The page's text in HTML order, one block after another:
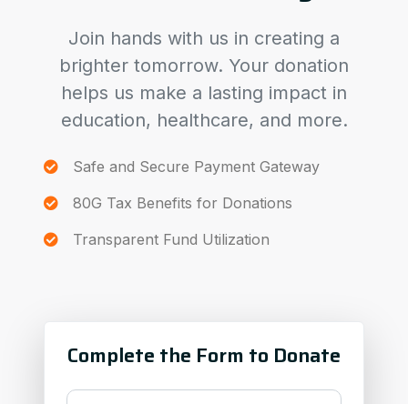
Join hands with us in creating a
brighter tomorrow. Your donation
helps us make a lasting impact in
education, healthcare, and more.
Safe and Secure Payment Gateway
80G Tax Benefits for Donations
Transparent Fund Utilization
Complete the Form to Donate